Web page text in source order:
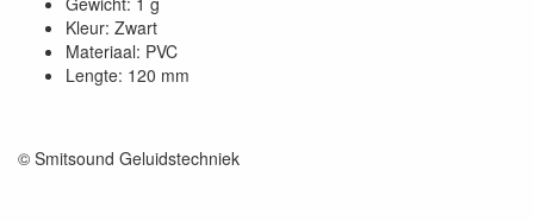
Kleur: Zwart
Materiaal: PVC
Lengte: 120 mm
© Smitsound Geluidstechniek